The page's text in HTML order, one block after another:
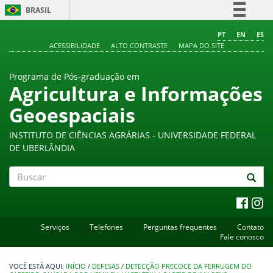
BRASIL
Comunica BR
Acesso à informação
Legislação
PT EN
ES
ACESSIBILIDADE
ALTO CONTRASTE MAPA DO SITE
Programa de Pós-graduação em
Agricultura e Informações
Geoespaciais
INSTITUTO DE CIÊNCIAS AGRÁRIAS - UNIVERSIDADE FEDERAL
DE UBERLÂNDIA
Serviços Telefones Perguntas frequentes
Contato
Fale conosco
INÍCIO / DEFESAS / DETECÇÃO PRECOCE DA FERRUGEM DO